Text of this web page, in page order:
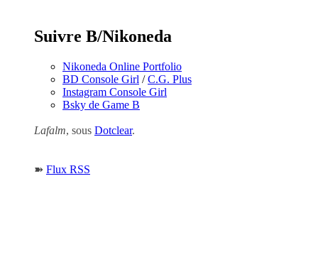
Suivre B/Nikoneda
Nikoneda Online Portfolio
BD Console Girl /C.G. Plus
Instagram Console Girl
Bsky de Game B
Lafalm, sous Dotclear.
➽ Flux RSS